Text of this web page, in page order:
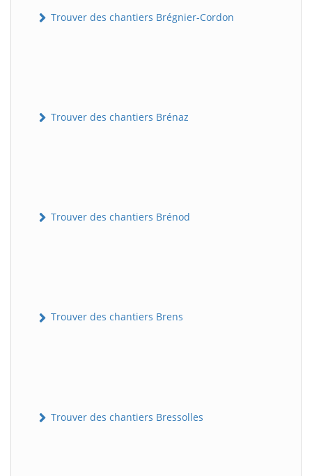
Trouver des chantiers Brégnier-Cordon
Trouver des chantiers Brénaz
Trouver des chantiers Brénod
Trouver des chantiers Brens
Trouver des chantiers Bressolles